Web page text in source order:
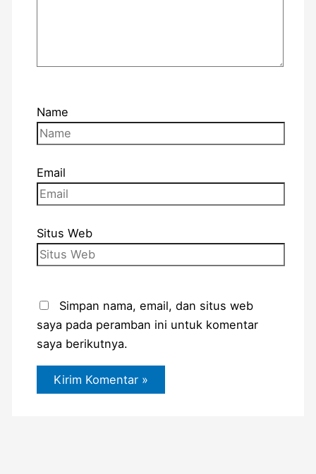
Name
Email
Situs Web
Simpan nama, email, dan situs web
saya pada peramban ini untuk komentar
saya berikutnya.